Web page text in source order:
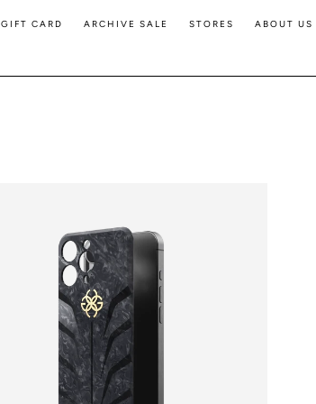
GIFT CARD ARCHIVE SALE STORES ABOUT US